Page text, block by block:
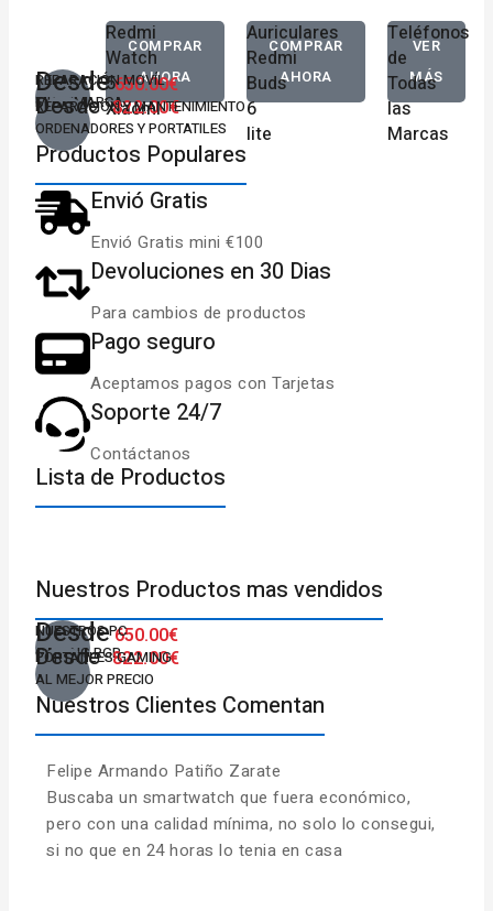
Desde
80,00€
COMPRAR
AHORA
Redmi
Watch
5
Xiaomi
Desde
18,00€
COMPRAR
AHORA
Auriculares
Redmi
Buds
6
lite
Desde
30,00€
VER
MÁS
Teléfonos
de
Todas
las
Marcas
Desde650.00€
REPARACIÓN MOVÍL
MULTIMARCA
Desde822.00€
REPARACIÓN Y MANTENIMIENTO
ORDENADORES Y PORTATILES
Productos Populares
Envió Gratis
Envió Gratis mini €100
Devoluciones en 30 Dias
Para cambios de productos
Pago seguro
Aceptamos pagos con Tarjetas
Soporte 24/7
Contáctanos
Lista de Productos
Nuestros Productos mas vendidos
Desde650.00€
NUESTROS PC
GAMING RGB
Desde822.00€
PORTATILES GAMING
AL MEJOR PRECIO
Nuestros Clientes Comentan
Felipe Armando Patiño Zarate
Buscaba un smartwatch que fuera económico,
pero con una calidad mínima, no solo lo consegui,
si no que en 24 horas lo tenia en casa